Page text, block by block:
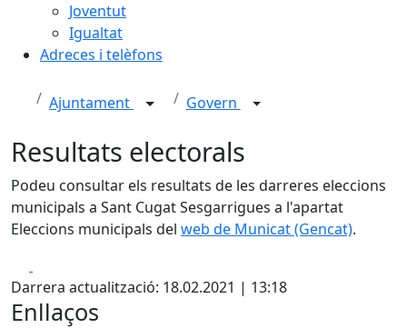
Joventut
Igualtat
Adreces i telèfons
Ajuntament Govern
Resultats electorals
Podeu consultar els resultats de les darreres eleccions
municipals a Sant Cugat Sesgarrigues a l'apartat
Eleccions municipals del web de Municat (Gencat).
Darrera actualització: 18.02.2021 | 13:18
Enllaços